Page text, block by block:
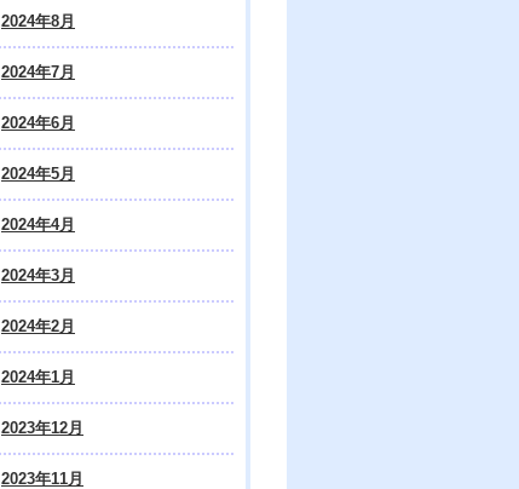
2024年8月
2024年7月
2024年6月
2024年5月
2024年4月
2024年3月
2024年2月
2024年1月
2023年12月
2023年11月